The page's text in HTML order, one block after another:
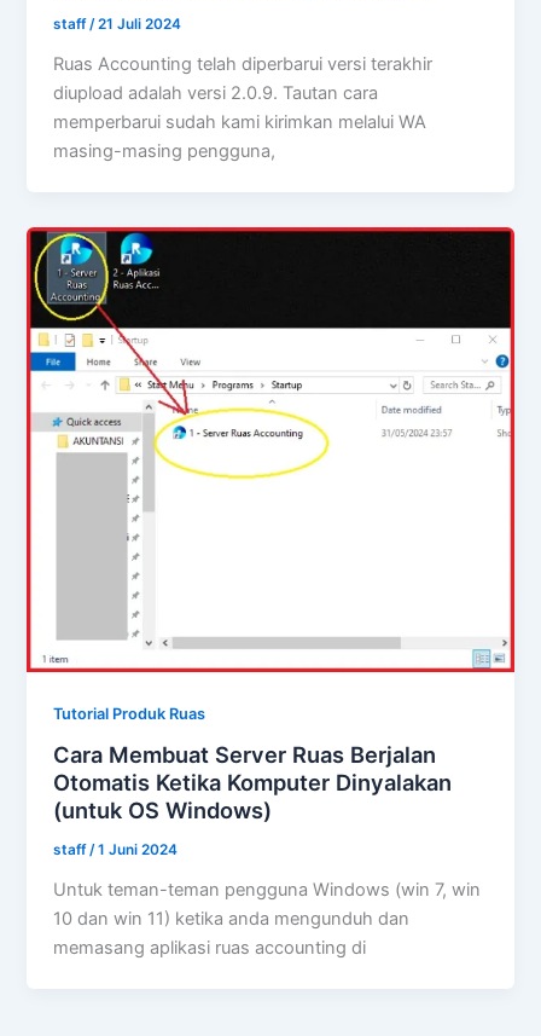
staff/21 Juli 2024
Ruas Accounting telah diperbarui versi terakhir
diupload adalah versi 2.0.9. Tautan cara
memperbarui sudah kami kirimkan melalui WA
masing-masing pengguna,
Tutorial Produk Ruas
Cara Membuat Server Ruas Berjalan
Otomatis Ketika Komputer Dinyalakan
(untuk OS Windows)
staff/1 Juni 2024
Untuk teman-teman pengguna Windows (win 7, win
10 dan win 11) ketika anda mengunduh dan
memasang aplikasi ruas accounting di